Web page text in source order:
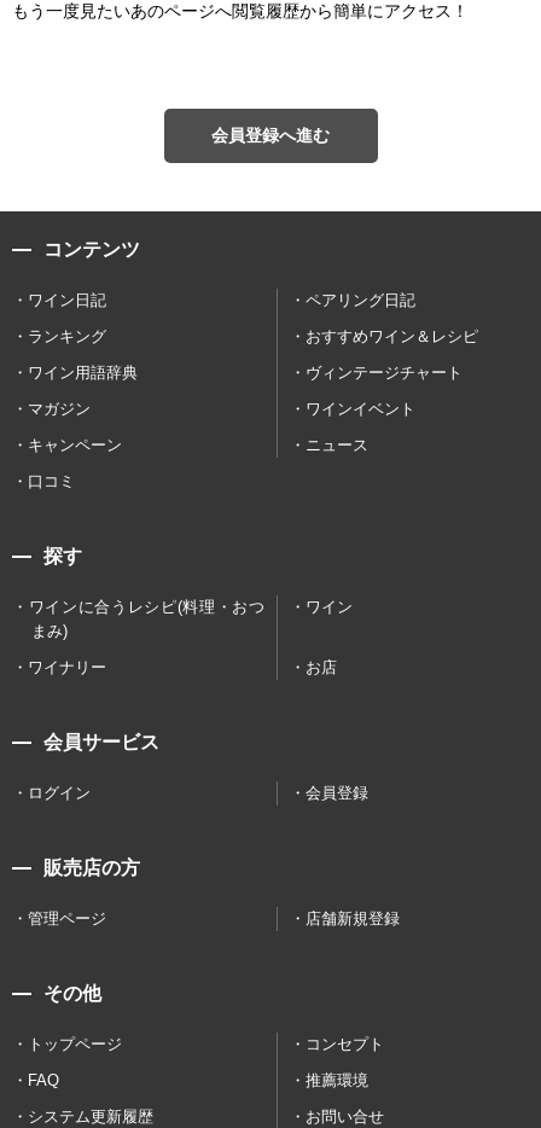
もう一度見たいあのページへ閲覧履歴から簡単にアクセス！
会員登録へ進む
コンテンツ
ワイン日記
ペアリング日記
ランキング
おすすめワイン＆レシピ
ワイン用語辞典
ヴィンテージチャート
マガジン
ワインイベント
キャンペーン
ニュース
口コミ
探す
ワインに合うレシピ(料理・おつ
まみ)
ワイン
ワイナリー お店
会員サービス
ログイン 会員登録
販売店の方
管理ページ 店舗新規登録
その他
トップページ
コンセプト
FAQ
推薦環境
システム更新履歴
お問い合せ